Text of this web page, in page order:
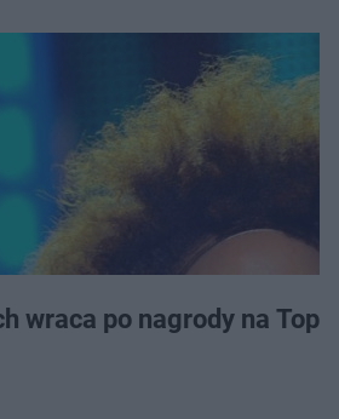
wraca po nagrody na Top